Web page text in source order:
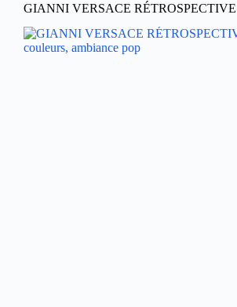
GIANNI VERSACE RÉTROSPECTIVE